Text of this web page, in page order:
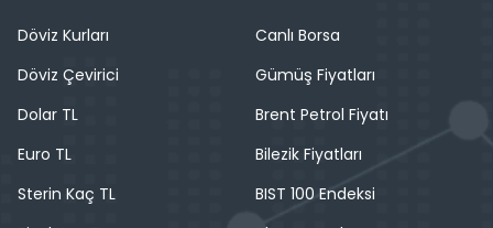
Döviz Kurları
Döviz Çevirici
Dolar TL
Euro TL
Sterin Kaç TL
Canlı Borsa
Gümüş Fiyatları
Brent Petrol Fiyatı
Bilezik Fiyatları
BIST 100 Endeksi